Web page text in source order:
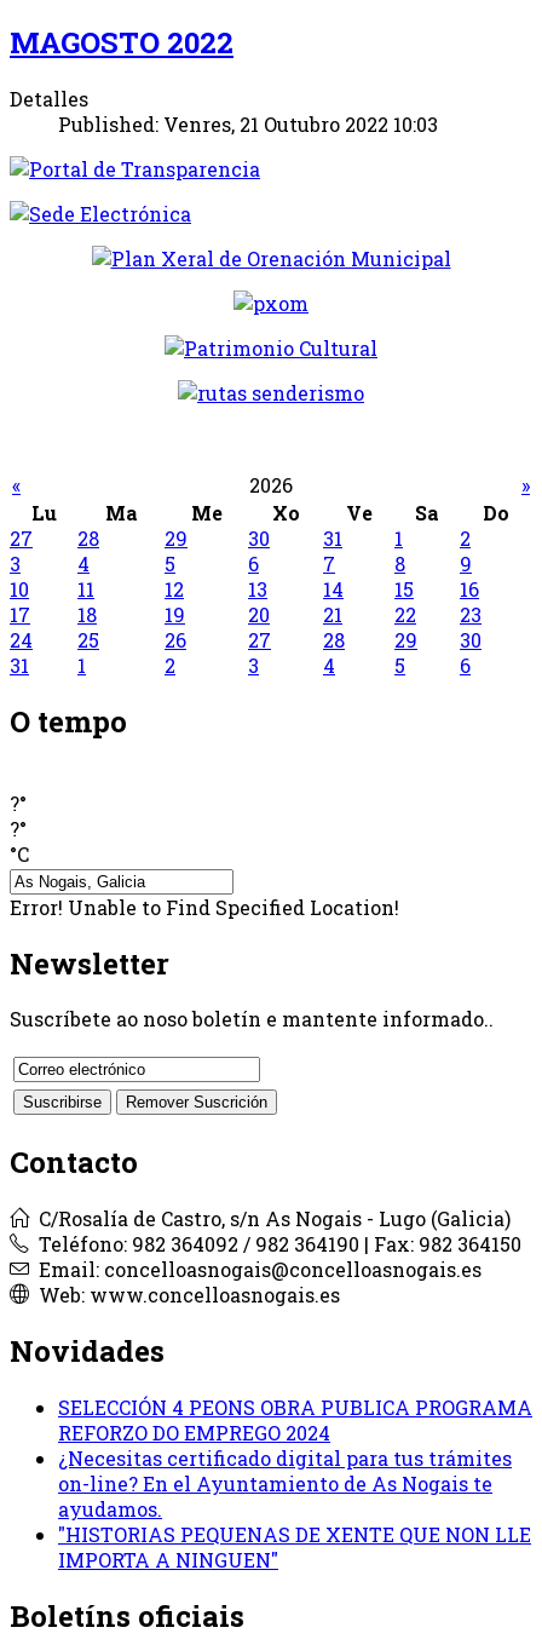
MAGOSTO 2022
Detalles
Published: Venres, 21 Outubro 2022 10:03
« 2026
»
Lu
Ma Me Xo Ve Sa
Do
27
28 29 30 31 1
2
3
4 5 6 7 8
9
10
11 12 13 14 15
16
17
18 19 20 21 22
23
24
25 26 27 28 29
30
31
1 2 3 4 5 6
O tempo
?°
?°
°C
Error! Unable to Find Specified Location!
Newsletter
Suscríbete ao noso boletín e mantente informado..
Contacto
C/Rosalía de Castro, s/n As Nogais - Lugo (Galicia)
Teléfono: 982 364092 / 982 364190 | Fax: 982 364150
Email: concelloasnogais@concelloasnogais.es
Web: www.concelloasnogais.es
Novidades
SELECCIÓN 4 PEONS OBRA PUBLICA PROGRAMA
REFORZO DO EMPREGO 2024
¿Necesitas certificado digital para tus trámites
on-line? En el Ayuntamiento de As Nogais te
ayudamos.
"HISTORIAS PEQUENAS DE XENTE QUE NON LLE
IMPORTA A NINGUEN"
Boletíns oficiais